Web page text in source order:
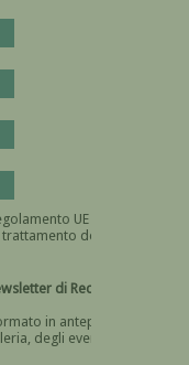
UE n.
Devi dare il consenso
di Recta
in anteprima
degli eventi